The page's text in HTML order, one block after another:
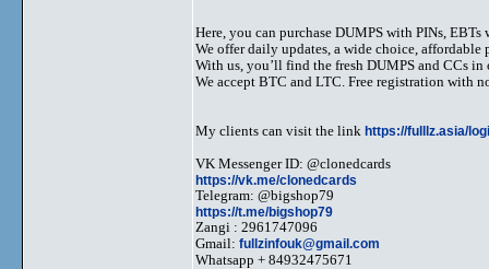
Here, you can purchase DUMPS with PINs,
We offer daily updates, a wide choice,
With us, you’ll find the fresh DUMPS and CCs in
We accept BTC and LTC. Free registration with
My clients can visit the link https://fulllz.asia/
VK Messenger ID: @clonedcards
https://vk.me/clonedcards
Telegram: @bigshop79
https://t.me/bigshop79
Zangi : 2961747096
Gmail: fullzinfouk@gmail.com
Whatsapp + 84932475671